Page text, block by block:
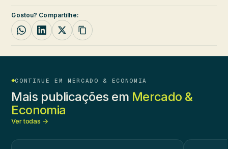
Gostou? Compartilhe:
CONTINUE EM MERCADO & ECONOMIA
Mais publicações em Mercado &
Economia
Ver todas →